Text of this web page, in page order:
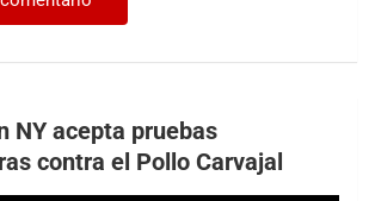
NY acepta pruebas
contra el Pollo Carvajal